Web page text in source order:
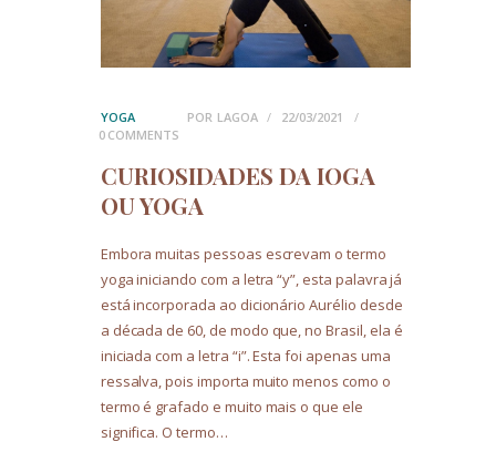
YOGA POR LAGOA
22/03/2021
0 COMMENTS
CURIOSIDADES DA IOGA
OU YOGA
Embora muitas pessoas escrevam o termo
yoga iniciando com a letra “y”, esta palavra já
está incorporada ao dicionário Aurélio desde
a década de 60, de modo que, no Brasil, ela é
iniciada com a letra “i”. Esta foi apenas uma
ressalva, pois importa muito menos como o
termo é grafado e muito mais o que ele
significa. O termo…